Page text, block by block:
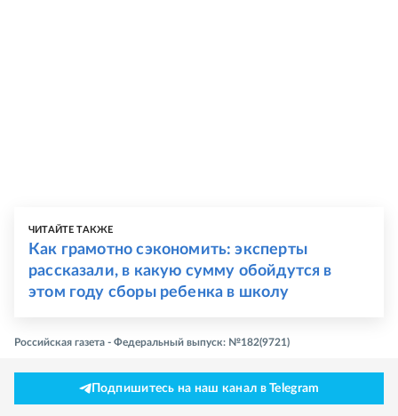
ЧИТАЙТЕ ТАКЖЕ
Как грамотно сэкономить: эксперты
рассказали, в какую сумму обойдутся в
этом году сборы ребенка в школу
Российская газета - Федеральный выпуск: №182(9721)
Подпишитесь на наш канал в Telegram